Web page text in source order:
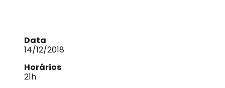
Data
14/12/2018
Horários
21h